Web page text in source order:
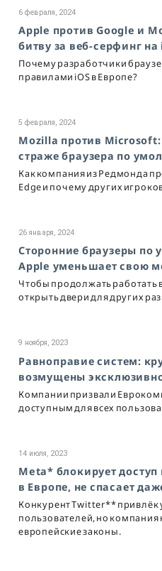
6 февраля, 2024
Apple против Google и
битву за веб-серфинг на
Почему разработчики
правилами iOS в Европе?
5 февраля, 2024
Mozilla против
страже браузера по
Как компания из Редмонда
Edge и почему других
26 января, 2024
Сторонние браузеры по
Apple уменьшает свою
Чтобы продолжать работать
открыть двери для других
9 ноября, 2023
Равноправие систем:
возмущены
Компании призвали
доступным для всех
14 июля, 2023
Meta* блокирует
в Европе, не спасает
Конкурент Twitter** привлёк
пользователей, но компания
европейские законы.